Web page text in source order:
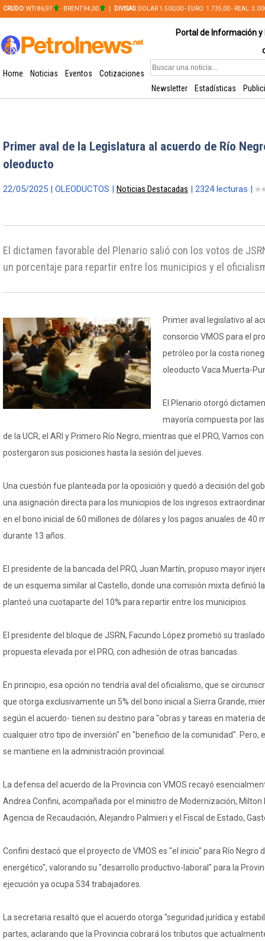
CRUDO: WTI 86,97 - BRENT 94,00 DIVISAS: DOLAR 1.500,00 - EURO: 1.735,00 - REAL:
Portal de Información
Home Noticias Eventos
Cotizaciones
Newsletter
Estadísticas
Primer aval de la Legislatura al acuerdo de Río
oleoducto
22/05/2025 | OLEODUCTOS | Noticias Destacadas | 2324 lecturas |
El dictamen favorable del Plenario salió con los votos de
un porcentaje para repartir entre los municipios y el
Primer aval legislativo al
consorcio VMOS para el
petróleo por la costa
oleoducto Vaca Muerta-
El Plenario otorgó
mayoría compuesta por
de la UCR, el ARI y Primero Río Negro, mientras que el PRO, Vamos
postergaron sus posiciones hasta la sesión del jueves.
Una cuestión fue planteada por la oposición y quedó a decisión del
una asignación directa para los municipios de los ingresos
en el bono inicial de 60 millones de dólares y los pagos anuales de 40
durante 13 años.
El presidente de la bancada del PRO, Juan Martín, propuso mayor
de un esquema similar al Castello, donde una comisión mixta definió
planteó una cuotaparte del 10% para repartir entre los municipios.
El presidente del bloque de JSRN, Facundo López prometió su
propuesta elevada por el PRO, con adhesión de otras bancadas.
En principio, esa opción no tendría aval del oficialismo, que se
que otorga exclusivamente un 5% del bono inicial a Sierra Grande,
según el acuerdo- tienen su destino para "obras y tareas en materia
cualquier otro tipo de inversión" en "beneficio de la comunidad". Pero,
se mantiene en la administración provincial.
La defensa del acuerdo de la Provincia con VMOS recayó
Andrea Confini, acompañada por el ministro de Modernización,
Agencia de Recaudación, Alejandro Palmieri y el Fiscal de Estado,
Confini destacó que el proyecto de VMOS es "el inicio" para Río Negro
energético", valorando su "desarrollo productivo-laboral" para la
ejecución ya ocupa 534 trabajadores.
La secretaria resaltó que el acuerdo otorga "seguridad jurídica y
partes, aclarando que la Provincia cobrará los tributos que